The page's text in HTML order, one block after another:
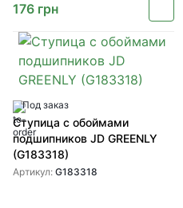
176 грн
Под заказ
Ступица с обоймами
подшипников JD GREENLY
(G183318)
Артикул: G183318